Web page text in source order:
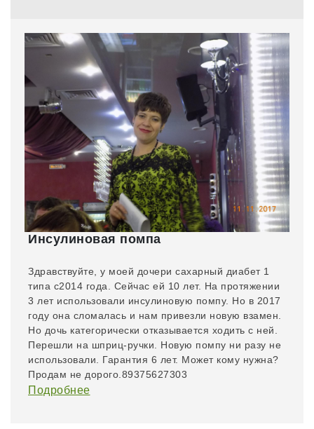
Инсулиновая помпа
Здравствуйте, у моей дочери сахарный диабет 1
типа с2014 года. Сейчас ей 10 лет. На протяжении
3 лет использовали инсулиновую помпу. Но в 2017
году она сломалась и нам привезли новую взамен.
Но дочь категорически отказывается ходить с ней.
Перешли на шприц-ручки. Новую помпу ни разу не
использовали. Гарантия 6 лет. Может кому нужна?
Продам не дорого.89375627303
Подробнее